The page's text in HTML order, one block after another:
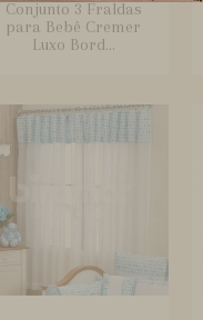
Conjunto 3 Fraldas
para Bebê Cremer
Luxo Bord...